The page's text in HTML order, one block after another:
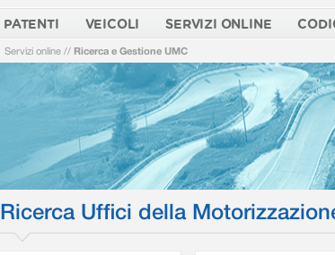
PATENTI VEICOLI SERVIZI ONLINE
Servizi online // Ricerca e Gestione UMC
Ricerca Uffici della